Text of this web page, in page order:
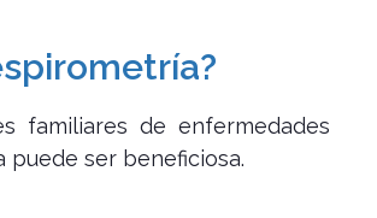
familiares de enfermedades
puede ser beneficiosa.